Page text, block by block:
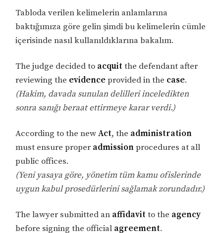
Tabloda verilen kelimelerin anlamlarına
baktığımıza göre gelin şimdi bu kelimelerin cümle
içerisinde nasıl kullanıldıklarına bakalım.
The judge decided to acquit the defendant after
reviewing the evidenceprovided in the case.
(Hakim, davada sunulan delilleri inceledikten
sonra sanığı beraat ettirmeye karar verdi.)
According to the newAct, the administration
must ensure proper admissionprocedures at all
public offices.
(Yeni yasaya göre, yönetim tüm kamu ofislerinde
uygun kabul prosedürlerini sağlamak zorundadır.)
The lawyer submitted an affidavit to the agency
before signing the official agreement.